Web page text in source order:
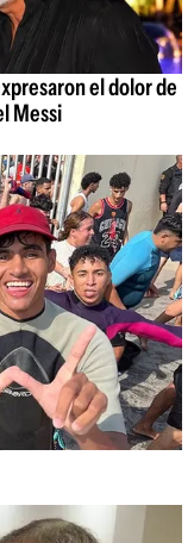
el dolor de
Messi